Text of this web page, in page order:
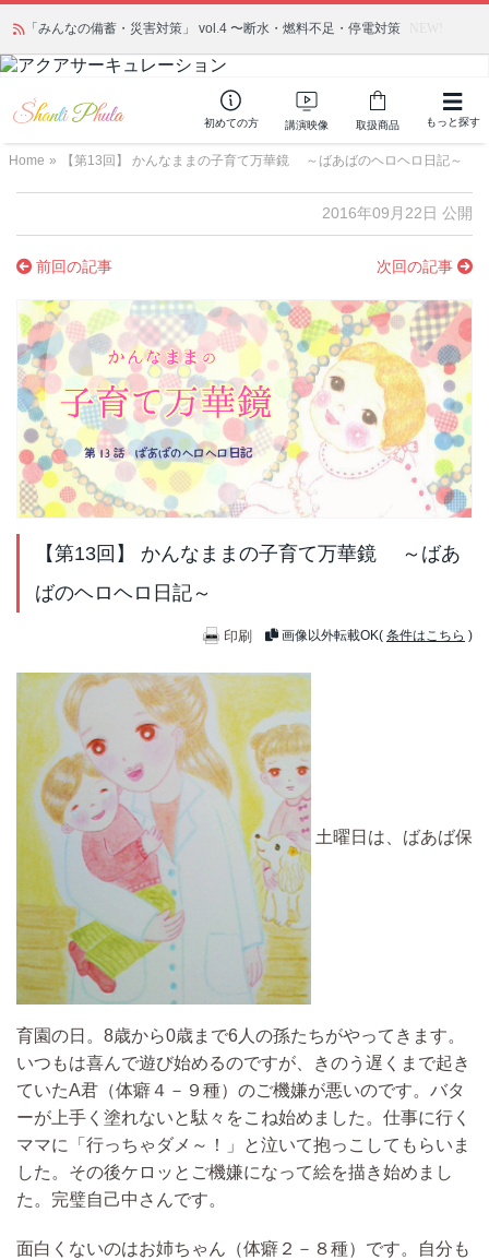
「みんなの備蓄・災害対策」 vol.4 〜断水・燃料不足・停電対策
初めての方 講演映像 取扱商品 もっと探す
Home » 【第13回】 かんなままの子育て万華鏡 ～ばあばのヘロヘロ日記～
2016年09月22日 公開
前回の記事 次回の記事
【第13回】 かんなままの子育て万華鏡 ～ばあ
ばのヘロヘロ日記～
印刷 画像以外転載OK( 条件はこちら )
土曜日は、ばあば保
育園の日。8歳から0歳まで6人の孫たちがやってきます。
いつもは喜んで遊び始めるのですが、
きのう遅くまで起き
ていたA君 （体癖４－９種） のご機嫌が悪いのです。 バタ
ーが上手く塗れないと駄々をこね始めました。 仕事に行く
ママに「行っちゃダメ～！」と泣いて抱っこしてもらい ま
した。その後ケロッとご機嫌になって絵を描き始めまし
た。 完璧自己中さんです。
面白くないのはお姉ちゃん （体癖２－８種） です。自分も